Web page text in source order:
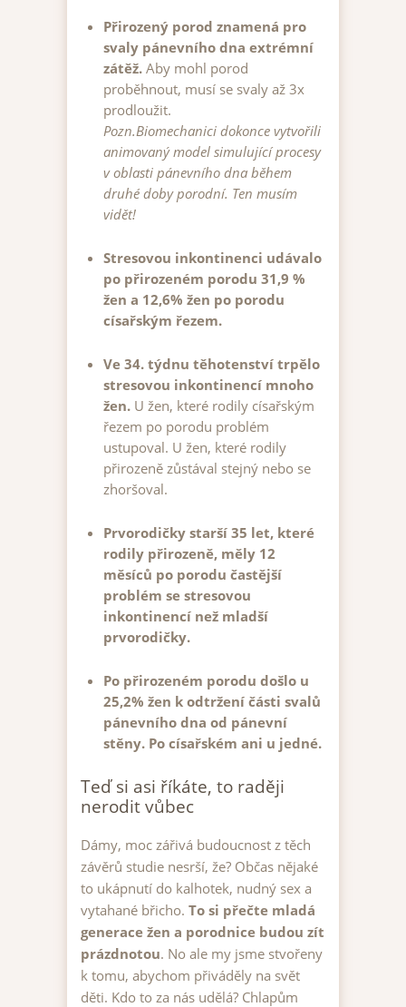
Přirozený porod znamená pro
svaly pánevního dna extrémní
zátěž. Aby mohl porod
proběhnout, musí se svaly až 3x
prodloužit.
Pozn.Biomechanici dokonce vytvořili
animovaný model simulující procesy
v oblasti pánevního dna během
druhé doby porodní. Ten musím
vidět!
Stresovou inkontinenci udávalo
po přirozeném porodu 31,9 %
žen a 12,6% žen po porodu
císařským řezem.
Ve 34. týdnu těhotenství trpělo
stresovou inkontinencí mnoho
žen. U žen, které rodily císařským
řezem po porodu problém
ustupoval. U žen, které rodily
přirozeně zůstával stejný nebo se
zhoršoval.
Prvorodičky starší 35 let, které
rodily přirozeně, měly 12
měsíců po porodu častější
problém se stresovou
inkontinencí než mladší
prvorodičky.
Po přirozeném porodu došlo u
25,2% žen k odtržení části svalů
pánevního dna od pánevní
stěny. Po císařském ani u jedné.
Teď si asi říkáte, to raději
nerodit vůbec
Dámy, moc zářivá budoucnost z těch
závěrů studie nesrší, že? Občas nějaké
to ukápnutí do kalhotek, nudný sex a
vytahané břicho. To si přečte mladá
generace žen a porodnice budou zít
prázdnotou. No ale my jsme stvořeny
k tomu, abychom přiváděly na svět
děti. Kdo to za nás udělá? Chlapům